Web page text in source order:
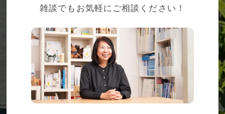
雑談でもお気軽にご相談ください！